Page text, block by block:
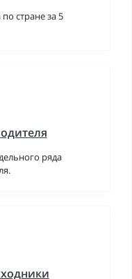
стране за 5
ряда